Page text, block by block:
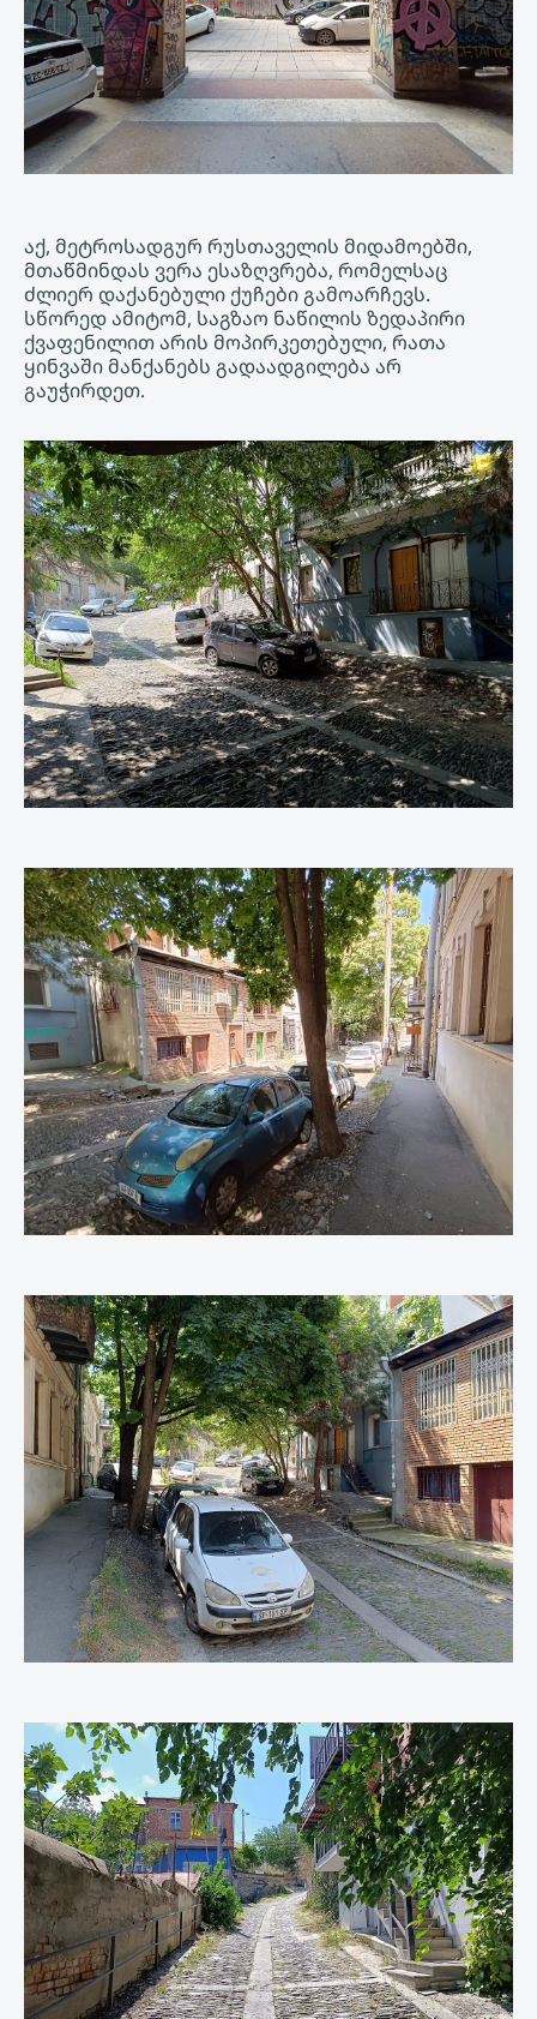
აქ, მეტროსადგურ რუსთაველის მიდამოებში,
მთაწმინდას ვერა ესაზღვრება, რომელსაც
ძლიერ დაქანებული ქუჩები გამოარჩევს.
სწორედ ამიტომ, საგზაო ნაწილის ზედაპირი
ქვაფენილით არის მოპირკეთებული, რათა
ყინვაში მანქანებს გადაადგილება არ
გაუჭირდეთ.